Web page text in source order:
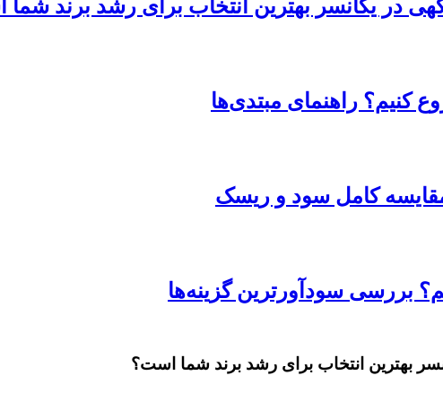
در یکانسر بهترین انتخاب برای رشد برند
کنیم؟ راهنمای مبتدی‌ها
مقایسه کامل سود و ریسک
بهترین انتخاب برای رشد برند شما است؟